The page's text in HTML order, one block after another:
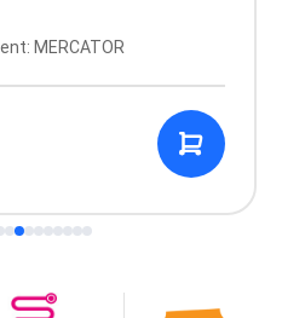
MERCATOR